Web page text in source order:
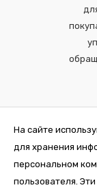
На сайте
для хранения
персональном
пользователя.